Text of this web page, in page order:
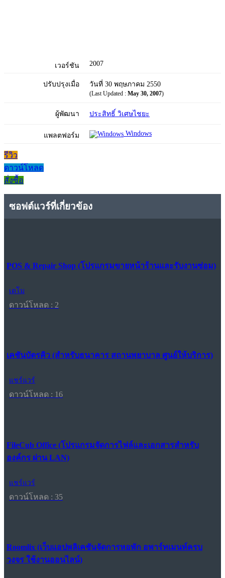
เวอร์ชัน 2007
ปรับปรุงเมื่อ วันที่ 30 พฤษภาคม 2550
(Last Updated : May 30, 2007)
ผู้พัฒนา ประสิทธิ์ วิเศษไชยะ
แพลตฟอร์ม Windows
รีวิว
ดาวน์โหลด
สั่งซื้อ
ซอฟต์แวร์ที่เกี่ยวข้อง
POS & Repair Shop (โปรแกรมขายหน้าร้านและรับงานซ่อม)
เดโม
ดาวน์โหลด : 2
เคชันบัตรคิว (สำหรับธนาคาร สถานพยาบาล ศูนย์ให้บริการ)
แชร์แวร์
ดาวน์โหลด : 16
FileCub Office (โปรแกรมจัดการไฟล์และเอกสารสำหรับ
องค์กร ผ่าน LAN)
แชร์แวร์
ดาวน์โหลด : 35
Roomlix (เว็บแอปพลิเคชันจัดการหอพัก อพาร์ทเมนท์ครบ
วงจร ใช้งานออนไลน์)